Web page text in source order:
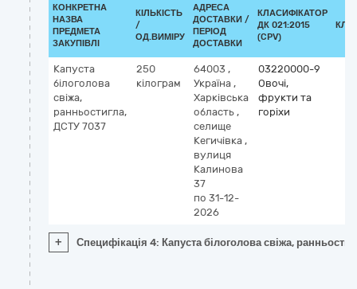
КОНКРЕТНА
НАЗВА
ПРЕДМЕТА
ЗАКУПІВЛІ
КІЛЬКІСТЬ
/
ОД.ВИМІРУ
АДРЕСА
ДОСТАВКИ /
ПЕРІОД
ДОСТАВКИ
КЛАСИФІКАТОР
ДК 021:2015
(CPV)
Капуста
білоголова
свіжа,
ранньостигла,
ДСТУ 7037
250
кілограм
64003 ,
Україна ,
Харківська
область ,
селище
Кегичівка ,
вулиця
Калинова
37
по 31-12-
2026
03220000-9
Овочі,
фрукти та
горіхи
+ Специфікація 4: Капуста білоголова свіжа,